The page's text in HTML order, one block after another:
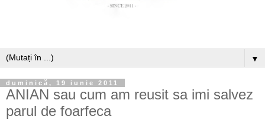
▼
duminică, 19 iunie 2011
ANIAN sau cum am reusit sa imi salvez
parul de foarfeca